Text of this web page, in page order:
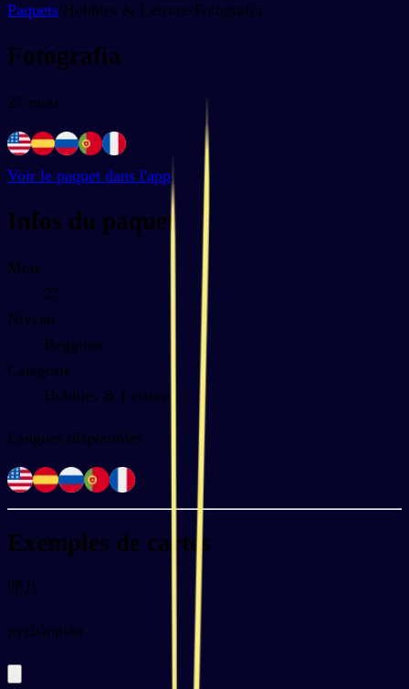
Paquets/Hobbies & Leisure/Fotografia
Fotografia
25 mots
Voir le paquet dans l'app
Infos du paquet
Mots
25
Niveau
Begginer
Catégorie
Hobbies & Leisure
Langues disponibles
Exemples de cartes
照片
pyzhàopiàn